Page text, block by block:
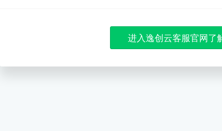
进入逸创云客服官网了